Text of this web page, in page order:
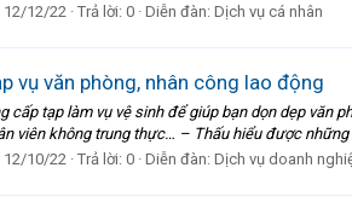
12/12/22 Trả lời: 0 Diễn đàn: Dịch vụ cá nhân
vụ văn phòng, nhân công lao động
cấp tạp làm vụ vệ sinh để giúp bạn dọn dẹp văn
viên không trung thực… – Thấu hiểu được những
12/10/22 Trả lời: 0 Diễn đàn: Dịch vụ doanh